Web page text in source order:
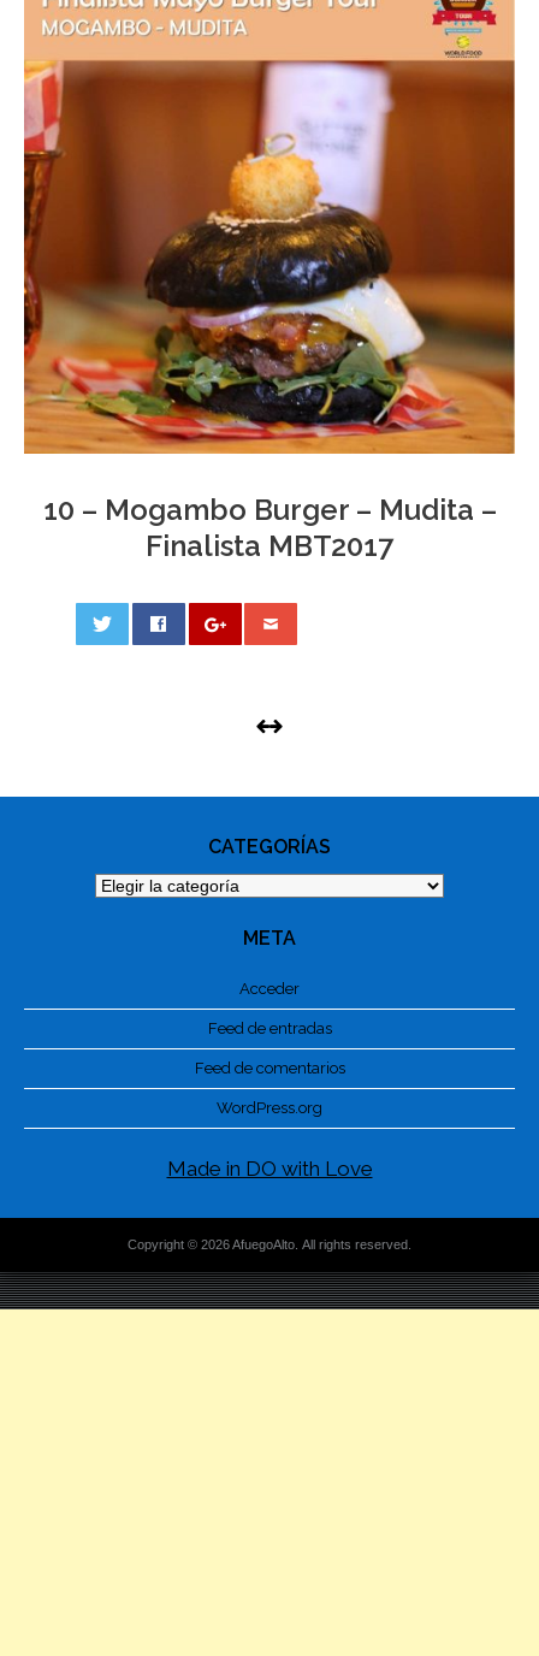
10 – Mogambo Burger – Mudita –
Finalista MBT2017
CATEGORÍAS
Categorías
META
Acceder
Feed de entradas
Feed de comentarios
WordPress.org
Made in DO with Love
Copyright © 2026 AfuegoAlto. All rights reserved.